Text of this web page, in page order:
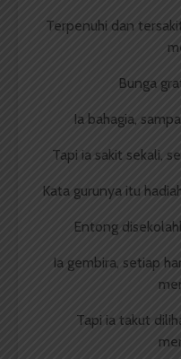
Terpenuhi dan
Bunga
Ia bahagia,
Tapi ia sakit sekali,
Kata gurunya itu
Entong
Ia gembira, setiap
Tapi ia takut